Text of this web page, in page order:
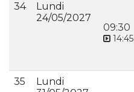
34
Lundi
24/05/2027
09:30
14:45
35
Lundi